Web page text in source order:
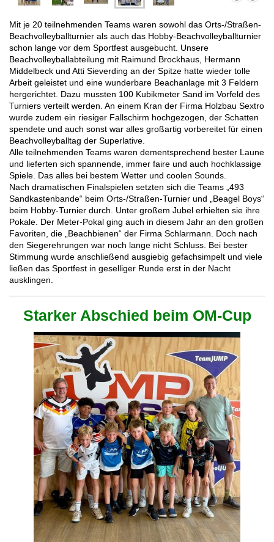
Mit je 20 teilnehmenden Teams waren sowohl das Orts-/Straßen-
Beachvolleyballturnier als auch das Hobby-Beachvolleyballturnier
schon lange vor dem Sportfest ausgebucht. Unsere
Beachvolleyballabteilung mit Raimund Brockhaus, Hermann
Middelbeck und Atti Sieverding an der Spitze hatte wieder tolle
Arbeit geleistet und eine wunderbare Beachanlage mit 3 Feldern
hergerichtet. Dazu mussten 100 Kubikmeter Sand im Vorfeld des
Turniers verteilt werden. An einem Kran der Firma Holzbau Sextro
wurde zudem ein riesiger Fallschirm hochgezogen, der Schatten
spendete und auch sonst war alles großartig vorbereitet für einen
Beachvolleyballtag der Superlative.
Alle teilnehmenden Teams waren dementsprechend bester Laune
und lieferten sich spannende, immer faire und auch hochklassige
Spiele. Das alles bei bestem Wetter und coolen Sounds.
Nach dramatischen Finalspielen setzten sich die Teams „493
Sandkastenbande“ beim Orts-/Straßen-Turnier und „Beagel Boys“
beim Hobby-Turnier durch. Unter großem Jubel erhielten sie ihre
Pokale. Der Meter-Pokal ging auch in diesem Jahr an den großen
Favoriten, die „Beachbienen“ der Firma Schlarmann. Doch nach
den Siegerehrungen war noch lange nicht Schluss. Bei bester
Stimmung wurde anschließend ausgiebig gefachsimpelt und viele
ließen das Sportfest in geselliger Runde erst in der Nacht
ausklingen.
Starker Abschied beim OM-Cup